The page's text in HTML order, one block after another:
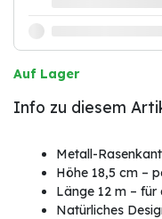
Auf Lager
Info zu diesem
Metall-
Höhe 18,5 cm –
Länge 12 m –
Natürliches